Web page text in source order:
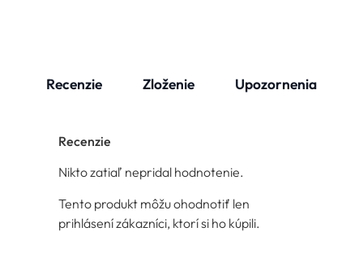
Recenzie Zloženie Upozornenia
Recenzie
Nikto zatiaľ nepridal hodnotenie.
Tento produkt môžu ohodnotiť len
prihlásení zákazníci, ktorí si ho kúpili.